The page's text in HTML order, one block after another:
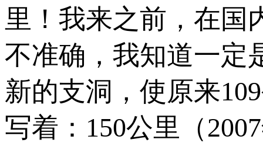
里！我来之前，在国
不准确，我知道一定
新的支洞，使原来
写着：150公里（